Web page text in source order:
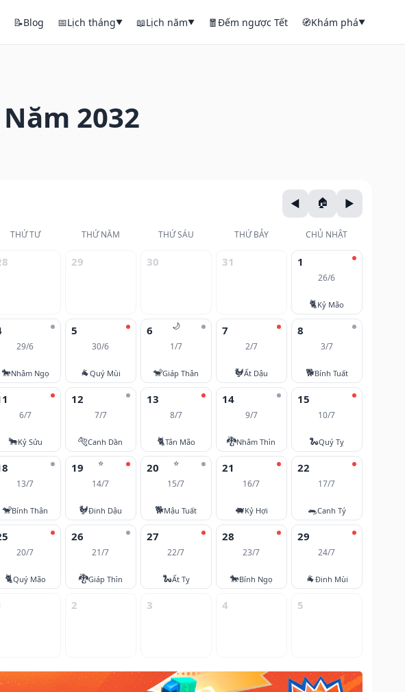
📝Blog 📅Lịch tháng▼ 📖Lịch năm▼ 🧧Đếm ngược Tết 🧭Khám phá▼
2032
THỨ TƯ THỨ NĂM THỨ SÁU THỨ BẢY CHỦ NHẬT
29 30 31 1
26/6
🐈Kỷ Mão
29/6
🐎Nhâm Ngọ
5
30/6
🐐Quý Mùi
🌙
6
1/7
🐒Giáp Thân
7
2/7
🐓Ất Dậu
8
3/7
🐕Bính Tuất
6/7
🐂Kỷ Sửu
12
7/7
🐅Canh Dần
13
8/7
🐈Tân Mão
14
9/7
🐉Nhâm Thìn
15
10/7
🐍Quý Tỵ
13/7
🐒Bính Thân
⭐
19
14/7
🐓Đinh Dậu
⭐
20
15/7
🐕Mậu Tuất
21
16/7
🐖Kỷ Hợi
22
17/7
🐀Canh Tý
20/7
🐈Quý Mão
26
21/7
🐉Giáp Thìn
27
22/7
🐍Ất Tỵ
28
23/7
🐎Bính Ngọ
29
24/7
🐐Đinh Mùi
2 3 4 5